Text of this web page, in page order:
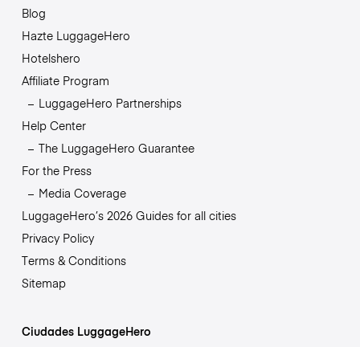
Blog
Hazte LuggageHero
Hotelshero
Affiliate Program
LuggageHero Partnerships
Help Center
The LuggageHero Guarantee
For the Press
Media Coverage
LuggageHero’s 2026 Guides for all cities
Privacy Policy
Terms & Conditions
Sitemap
Ciudades LuggageHero